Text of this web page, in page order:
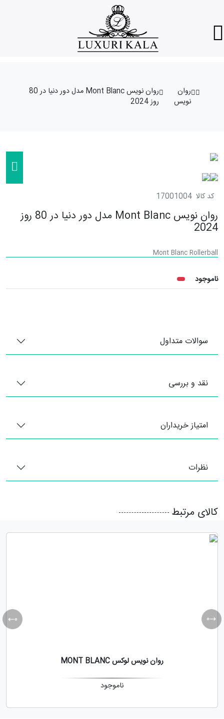
روان
نویس
روان نویس Mont Blanc مدل دور دنیا در 80
روز 2024
کد کالا 17001004
روان نویس Mont Blanc مدل دور دنیا در 80 روز
2024
Mont Blanc Rollerball
ناموجود
سوالات متداول
نقد و بررسی
امتیاز خریداران
نظرات
کالای مرتبط
روان نویس لوکس MONT BLANC
ناموجود